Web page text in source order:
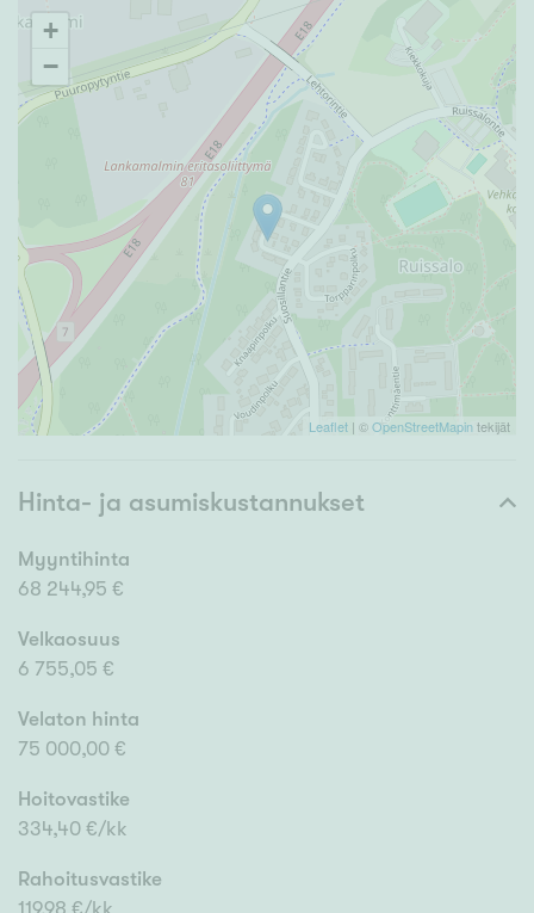
+
−
Leaflet | ©OpenStreetMapintekijät
Hinta- ja asumiskustannukset
Myyntihinta
68 244,95 €
Velkaosuus
6 755,05 €
Velaton hinta
75 000,00 €
Hoitovastike
334,40 €/kk
Rahoitusvastike